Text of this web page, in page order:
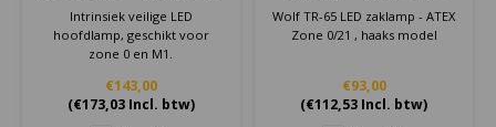
0
Intrinsiek veilige LED
hoofdlamp, geschikt voor
zone 0 en M1.
€143,00
(€173,03Incl. btw)
0/21 , haaks model
Wolf TR-65 LED zaklamp - ATEX
Zone 0/21 , haaks model
€93,00
(€112,53 Incl. btw)